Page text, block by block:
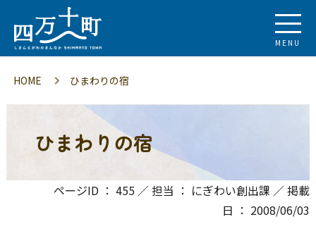
MENU
HOME ひまわりの宿
ひまわりの宿
ページID ： 455 ／ 担当 ： にぎわい創出課 ／ 掲載
日 ： 2008/06/03